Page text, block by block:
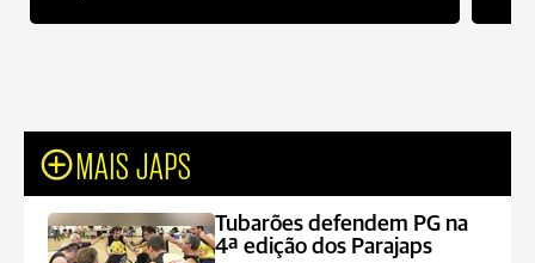
MAIS JAPS
Tubarões defendem PG na
4ª edição dos Parajaps